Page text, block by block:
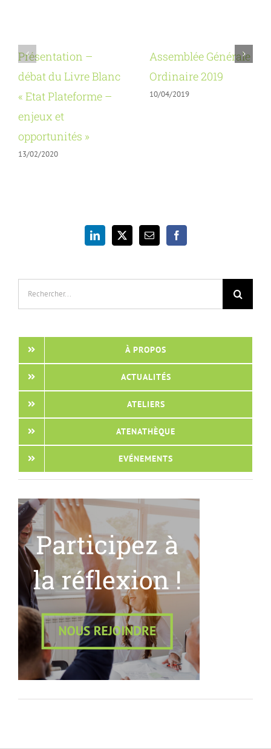
Présentation –
débat du Livre Blanc
« Etat Plateforme –
enjeux et
opportunités »
13/02/2020
Assemblée Générale
Ordinaire 2019
10/04/2019
À PROPOS
ACTUALITÉS
ATELIERS
ATENATHÈQUE
EVÉNEMENTS